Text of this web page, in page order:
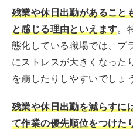
残業や休日出勤があること
と感じる理由といえます。
態化している職場では、プ
にストレスが大きくなった
を崩したりしやすいでしょ
残業や休日出勤を減らすに
て作業の優先順位をつけた